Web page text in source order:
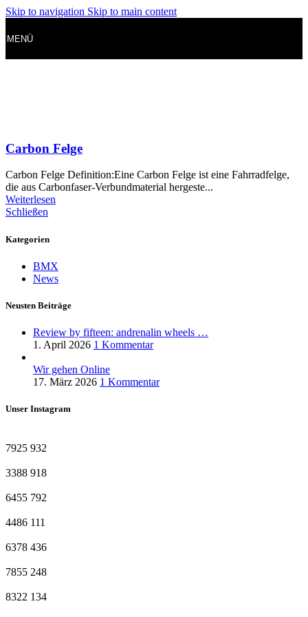
Skip to navigation Skip to main content
MENÜ
Carbon Felge
Carbon Felge Definition:Eine Carbon Felge ist eine Fahrradfelge,
die aus Carbonfaser-Verbundmaterial hergeste...
Weiterlesen
Schließen
Kategorien
BMX
News
Neusten Beiträge
Review by fifteen: andrenalin wheels …
1. April 2026 1 Kommentar
Wir gehen Online
17. März 2026 1 Kommentar
Unser Instagram
7925 932
3388 918
6455 792
4486 111
6378 436
7855 248
8322 134